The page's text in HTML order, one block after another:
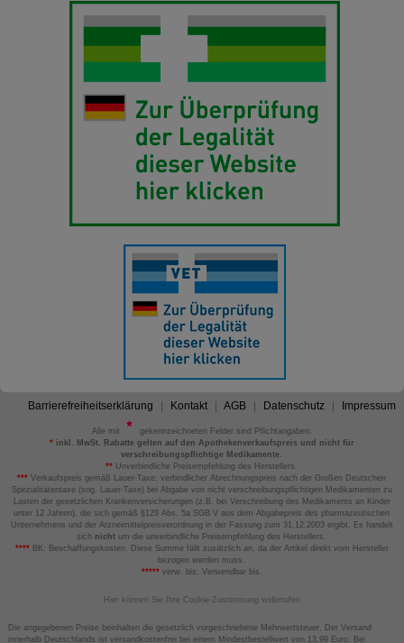
Barrierefreiheitserklärung Kontakt AGB Datenschutz Impressum
Alle mit
gekennzeichneten Felder sind Pflichtangaben.
*inkl. MwSt. Rabatte gelten auf den Apothekenverkaufspreis und nicht für
verschreibungspflichtige Medikamente.
** Unverbindliche Preisempfehlung des Herstellers.
*** Verkaufspreis gemäß Lauer-Taxe; verbindlicher Abrechnungspreis nach der Großen Deutschen
Spezialitätentaxe (sog. Lauer-Taxe) bei Abgabe von nicht verschreibungspflichtigen Medikamenten zu
Lasten der gesetzlichen Krankenversicherungen (z.B. bei Verschreibung des Medikaments an Kinder
unter 12 Jahren), die sich gemäß §129 Abs. 5a SGB V aus dem Abgabepreis des pharmazeutischen
Unternehmens und der Arzneimittelpreisverordnung in der Fassung zum 31.12.2003 ergibt. Es handelt
sich nicht um die unverbindliche Preisempfehlung des Herstellers.
****BK: Beschaffungskosten. Diese Summe fällt zusätzlich an, da der Artikel direkt vom Hersteller
bezogen werden muss.
*****verw. bis: Verwendbar bis.
Hier können Sie Ihre Cookie-Zustimmung widerrufen
Die angegebenen Preise beinhalten die gesetzlich vorgeschriebene Mehrwertsteuer. Der Versand
innerhalb Deutschlands ist versandkostenfrei bei einem Mindestbestellwert von 13,99 Euro. Bei